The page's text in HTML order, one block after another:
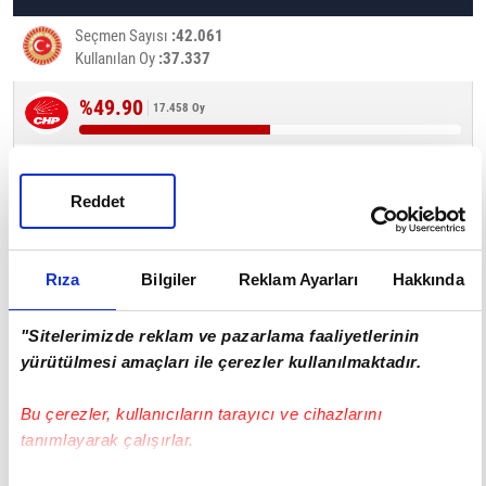
Rıza Bilgiler Reklam Ayarları Hakkında
"Sitelerimizde reklam ve pazarlama faaliyetlerinin
yürütülmesi amaçları ile çerezler kullanılmaktadır.
Bu çerezler, kullanıcıların tarayıcı ve cihazlarını
tanımlayarak çalışırlar.
Reddet
Seçmen Sayısı 42.061
Kullanılan Oy 37.337
%49.90 17.458 Oy
%35.58 12.447 Oy
%9.70 3.395 Oy
%1.00